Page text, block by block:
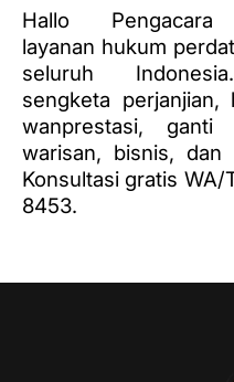
Hallo Pengacara
layanan hukum
seluruh
sengketa perjanjian,
wanprestasi, ganti
warisan, bisnis, dan
Konsultasi gratis WA/
8453.